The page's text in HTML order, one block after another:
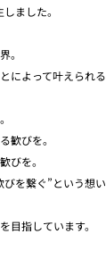
ました。
。
によって叶えられる
歓びを。
びを。
を繋ぐ”という想い
目指しています。